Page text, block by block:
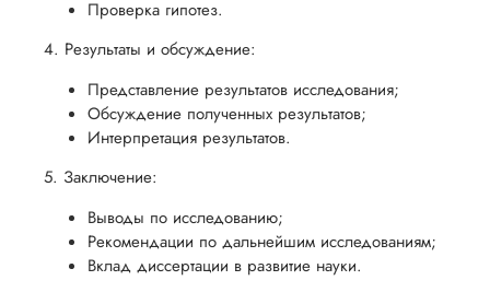
Проверка гипотез.
4. Результаты и обсуждение:
Представление результатов исследования;
Обсуждение полученных результатов;
Интерпретация результатов.
5. Заключение:
Выводы по исследованию;
Рекомендации по дальнейшим исследованиям;
Вклад диссертации в развитие науки.